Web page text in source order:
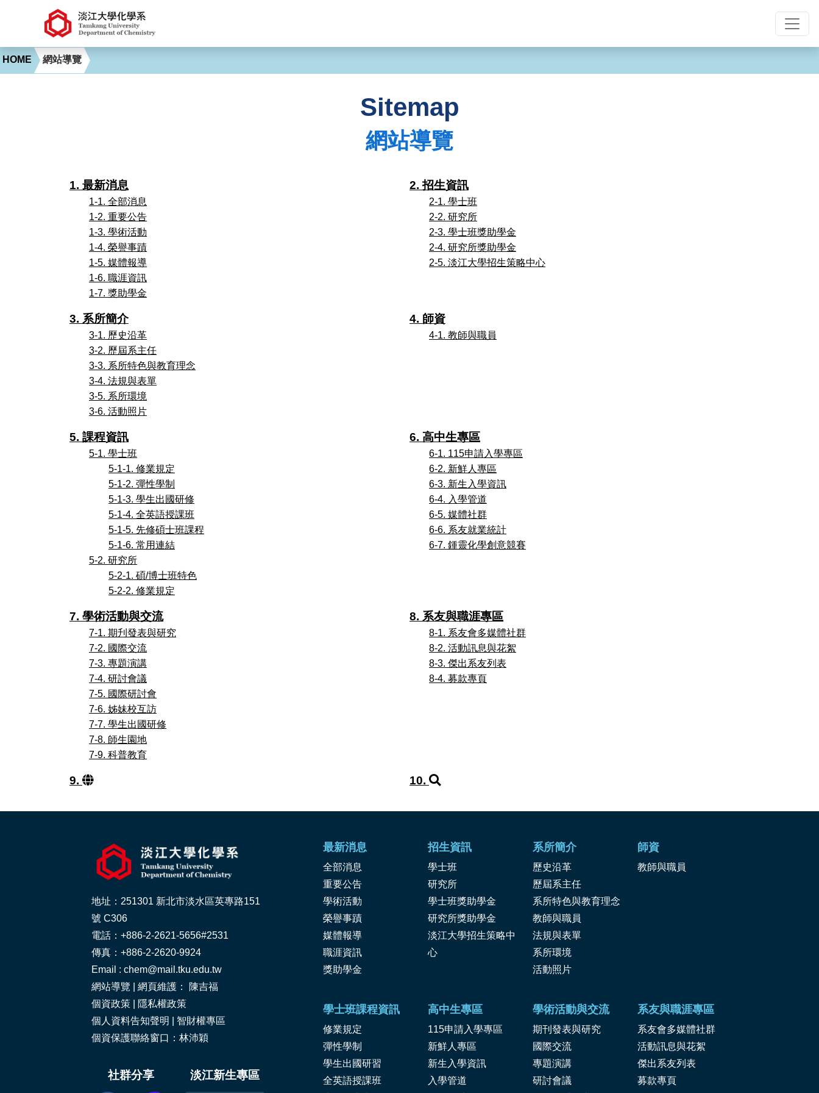
HOME 網站導覽
Sitemap
網站導覽
1. 最新消息
1-1. 全部消息
1-2. 重要公告
1-3. 學術活動
1-4. 榮譽事蹟
1-5. 媒體報導
1-6. 職涯資訊
1-7. 獎助學金
2. 招生資訊
2-1. 學士班
2-2. 研究所
2-3. 學士班獎助學金
2-4. 研究所獎助學金
2-5. 淡江大學招生策略中心
3. 系所簡介
3-1. 歷史沿革
3-2. 歷屆系主任
3-3. 系所特色與教育理念
3-4. 法規與表單
3-5. 系所環境
3-6. 活動照片
4. 師資
4-1. 教師與職員
5. 課程資訊
5-1. 學士班
5-1-1. 修業規定
5-1-2. 彈性學制
5-1-3. 學生出國研修
5-1-4. 全英語授課班
5-1-5. 先修碩士班課程
5-1-6. 常用連結
5-2. 研究所
5-2-1. 碩/博士班特色
5-2-2. 修業規定
6. 高中生專區
6-1. 115申請入學專區
6-2. 新鮮人專區
6-3. 新生入學資訊
6-4. 入學管道
6-5. 媒體社群
6-6. 系友就業統計
6-7. 鍾靈化學創意競賽
7. 學術活動與交流
7-1. 期刋發表與研究
7-2. 國際交流
7-3. 專題演講
7-4. 研討會議
7-5. 國際研討會
7-6. 姊妹校互訪
7-7. 學生出國研修
7-8. 師生園地
7-9. 科普教育
8. 系友與職涯專區
8-1. 系友會多媒體社群
8-2. 活動訊息與花絮
8-3. 傑出系友列表
8-4. 募款專頁
9. 10.
地址：251301 新北市淡水區英專路151
號 C306
電話：+886-2-2621-5656#2531
傳真：+886-2-2620-9924
Email : chem@mail.tku.edu.tw
網站導覽 | 網頁維護： 陳吉福
個資政策
隱私權政策
個人資料告知聲明
智財權專區
個資保護聯絡窗口：林沛穎
社群分享 淡江新生專區
最新消息
全部消息
重要公告
學術活動
榮譽事蹟
媒體報導
職涯資訊
獎助學金
招生資訊
學士班
研究所
學士班獎助學金
研究所獎助學金
淡江大學招生策略中
心
系所簡介
歷史沿革
歷屆系主任
系所特色與教育理念
教師與職員
法規與表單
系所環境
活動照片
師資
教師與職員
學士班課程資訊
修業規定
彈性學制
學生出國研習
全英語授課班
高中生專區
115申請入學專區
新鮮人專區
新生入學資訊
入學管道
學術活動與交流
期刊發表與研究
國際交流
專題演講
研討會議
系友與職涯專區
系友會多媒體社群
活動訊息與花絮
傑出系友列表
募款專頁